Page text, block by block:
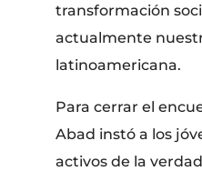
transformación
actualmente
latinoamericana.
Para cerrar el
Abad instó a los
activos de la